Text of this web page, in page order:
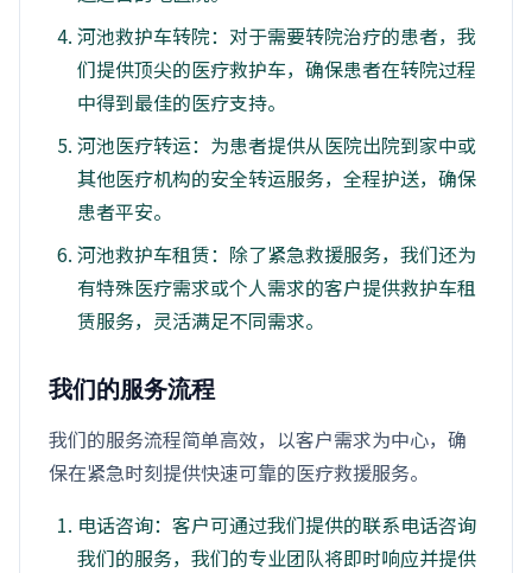
河池救护车转院：对于需要转院治疗的患者，我
们提供顶尖的医疗救护车，确保患者在转院过程
中得到最佳的医疗支持。
河池医疗转运：为患者提供从医院出院到家中或
其他医疗机构的安全转运服务，全程护送，确保
患者平安。
河池救护车租赁：除了紧急救援服务，我们还为
有特殊医疗需求或个人需求的客户提供救护车租
赁服务，灵活满足不同需求。
我们的服务流程
我们的服务流程简单高效，以客户需求为中心，确
保在紧急时刻提供快速可靠的医疗救援服务。
电话咨询：客户可通过我们提供的联系电话咨询
我们的服务，我们的专业团队将即时响应并提供